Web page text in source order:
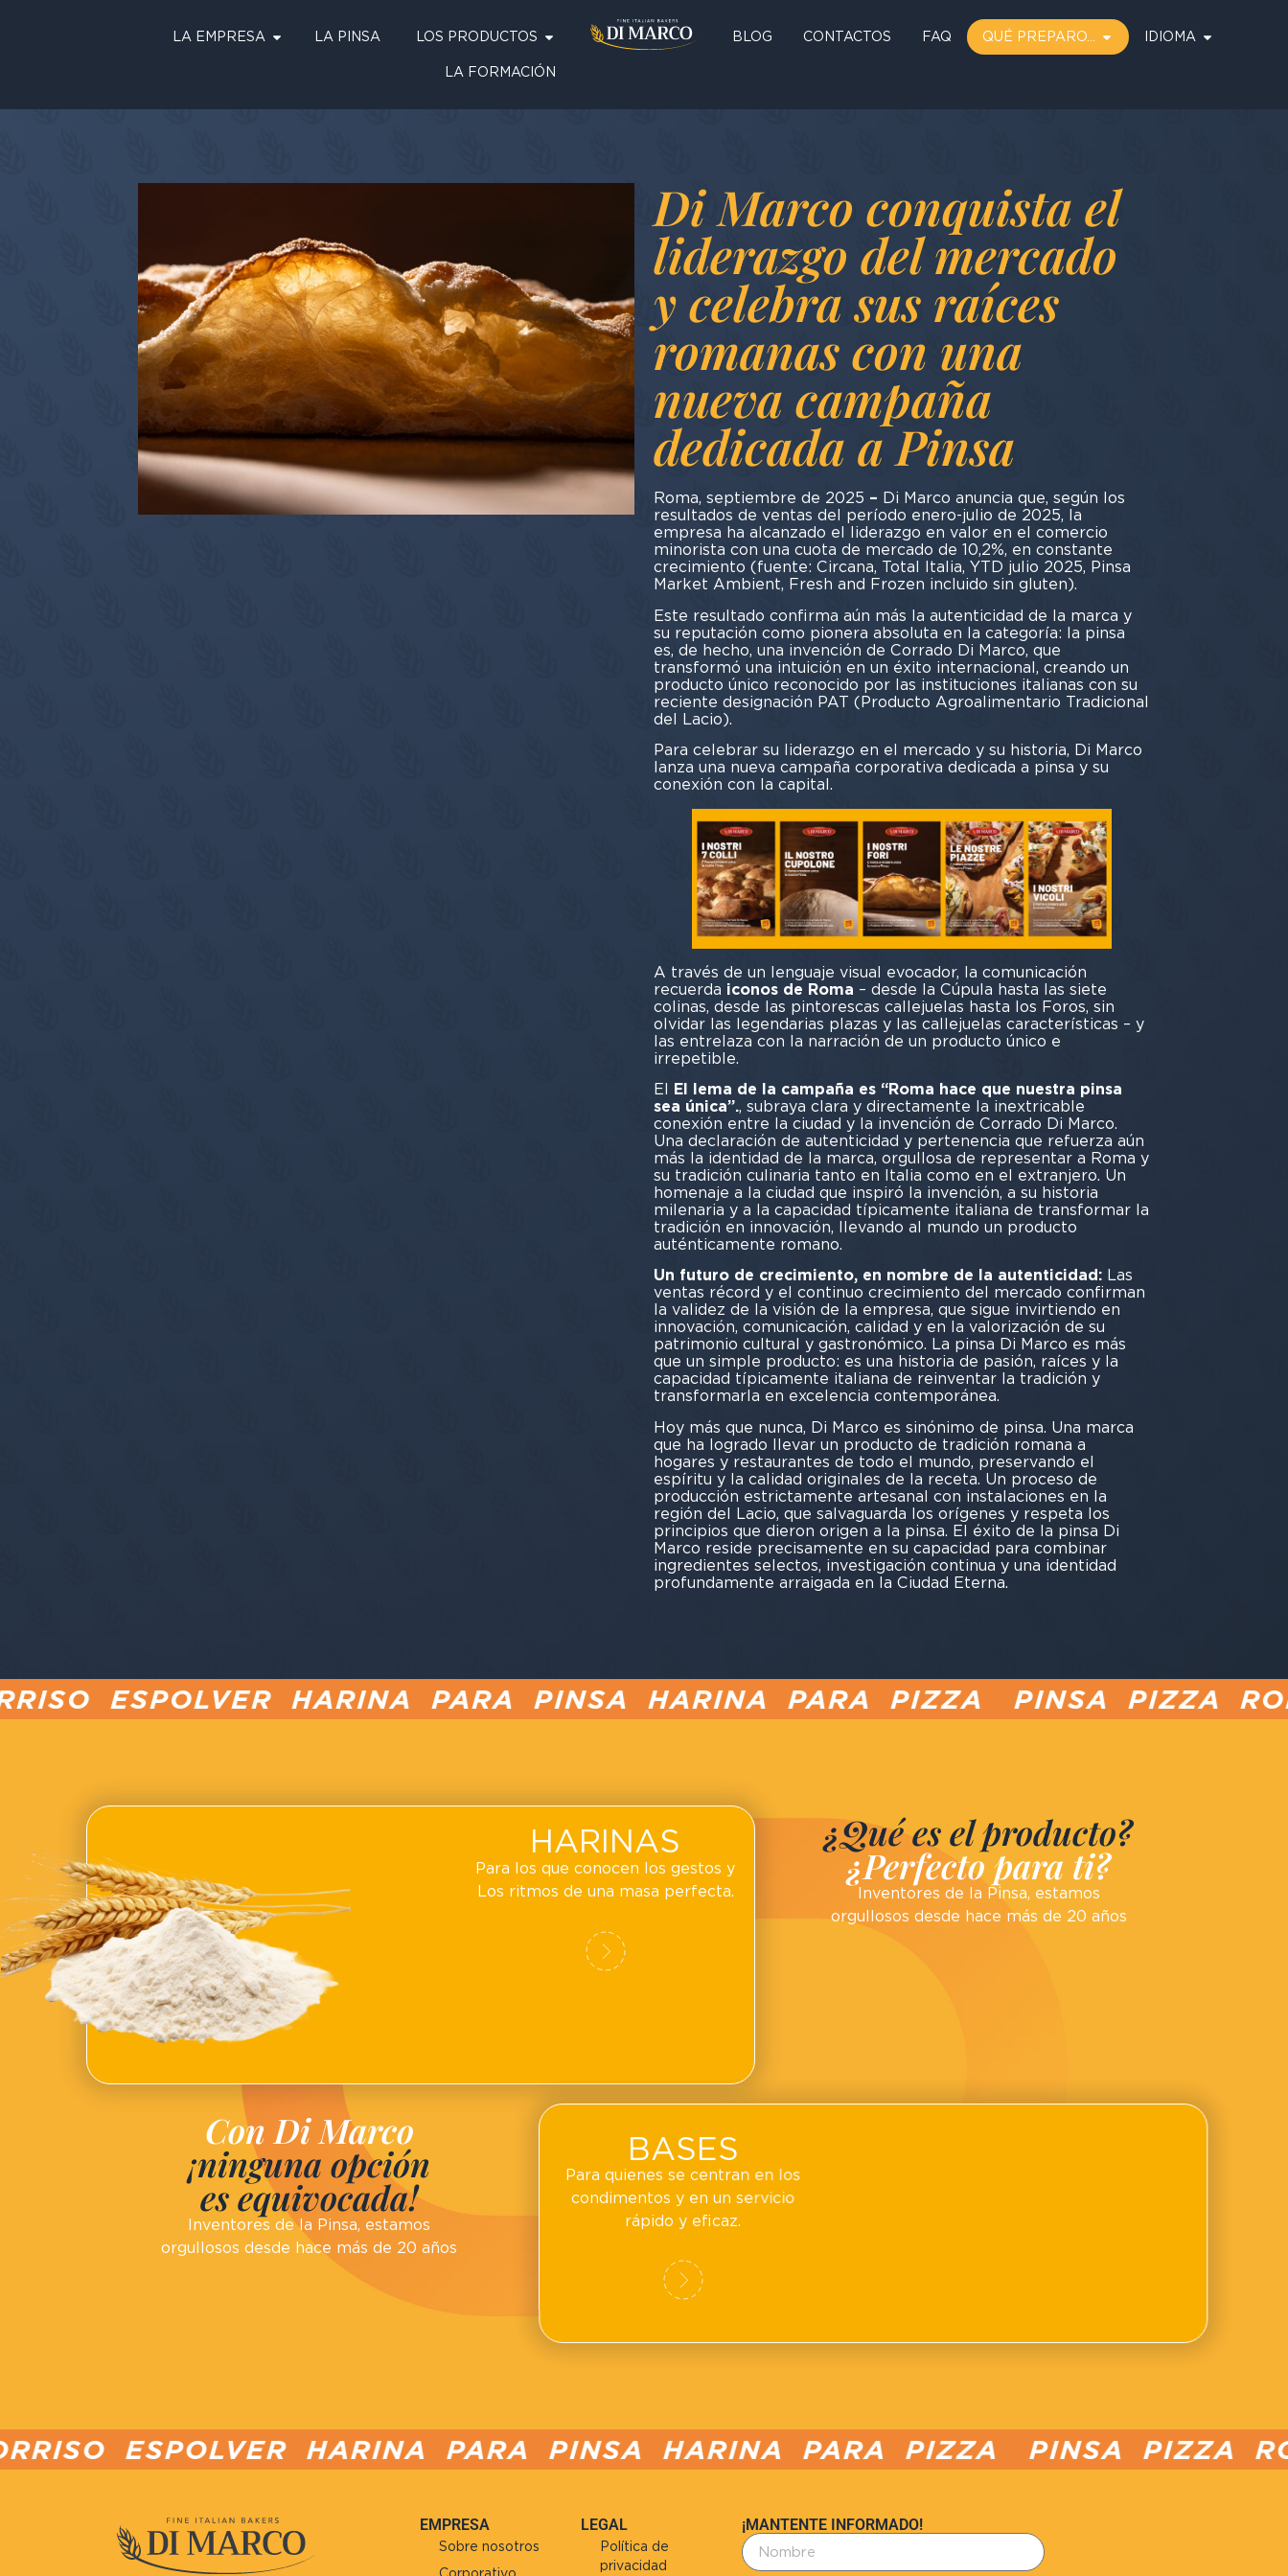
LA EMPRESA LA PINSA LOS PRODUCTOS
LA FORMACIÓN
BLOG CONTACTOS FAQ QUÉ PREPARO… IDIOMA
Di Marco conquista el
liderazgo del mercado
y celebra sus raíces
romanas con una
nueva campaña
dedicada a Pinsa
Roma, septiembre de 2025 – Di Marco anuncia que, según los
resultados de ventas del período enero-julio de 2025, la
empresa ha alcanzado el liderazgo en valor en el comercio
minorista con una cuota de mercado de 10,2%, en constante
crecimiento (fuente: Circana, Total Italia, YTD julio 2025, Pinsa
Market Ambient, Fresh and Frozen incluido sin gluten).
Este resultado confirma aún más la autenticidad de la marca y
su reputación como pionera absoluta en la categoría: la pinsa
es, de hecho, una invención de Corrado Di Marco, que
transformó una intuición en un éxito internacional, creando un
producto único reconocido por las instituciones italianas con su
reciente designación PAT (Producto Agroalimentario Tradicional
del Lacio).
Para celebrar su liderazgo en el mercado y su historia, Di Marco
lanza una nueva campaña corporativa dedicada a pinsa y su
conexión con la capital.
A través de un lenguaje visual evocador, la comunicación
recuerda iconos de Roma – desde la Cúpula hasta las siete
colinas, desde las pintorescas callejuelas hasta los Foros, sin
olvidar las legendarias plazas y las callejuelas características – y
las entrelaza con la narración de un producto único e
irrepetible.
El El lema de la campaña es “Roma hace que nuestra pinsa
sea única”., subraya clara y directamente la inextricable
conexión entre la ciudad y la invención de Corrado Di Marco.
Una declaración de autenticidad y pertenencia que refuerza aún
más la identidad de la marca, orgullosa de representar a Roma y
su tradición culinaria tanto en Italia como en el extranjero. Un
homenaje a la ciudad que inspiró la invención, a su historia
milenaria y a la capacidad típicamente italiana de transformar la
tradición en innovación, llevando al mundo un producto
auténticamente romano.
Un futuro de crecimiento, en nombre de la autenticidad: Las
ventas récord y el continuo crecimiento del mercado confirman
la validez de la visión de la empresa, que sigue invirtiendo en
innovación, comunicación, calidad y en la valorización de su
patrimonio cultural y gastronómico. La pinsa Di Marco es más
que un simple producto: es una historia de pasión, raíces y la
capacidad típicamente italiana de reinventar la tradición y
transformarla en excelencia contemporánea.
Hoy más que nunca, Di Marco es sinónimo de pinsa. Una marca
que ha logrado llevar un producto de tradición romana a
hogares y restaurantes de todo el mundo, preservando el
espíritu y la calidad originales de la receta. Un proceso de
producción estrictamente artesanal con instalaciones en la
región del Lacio, que salvaguarda los orígenes y respeta los
principios que dieron origen a la pinsa. El éxito de la pinsa Di
Marco reside precisamente en su capacidad para combinar
ingredientes selectos, investigación continua y una identidad
profundamente arraigada en la Ciudad Eterna.
HARINA PARA PINSA HARINA PARA PIZZA PINSA PIZZA ROMANA
HARINAS
Para los que conocen los gestos y
Los ritmos de una masa perfecta.
¿Qué es el producto?
¿Perfecto para ti?
Inventores de la Pinsa, estamos
orgullosos desde hace más de 20 años
Con Di Marco
¡ninguna opción
es equivocada!
Inventores de la Pinsa, estamos
orgullosos desde hace más de 20 años
BASES
Para quienes se centran en los
condimentos y en un servicio
rápido y eficaz.
HARINA PARA PINSA HARINA PARA PIZZA PINSA PIZZA ROMANA
EMPRESA
Sobre nosotros
LEGAL
Política de
privacidad
¡MANTENTE INFORMADO!